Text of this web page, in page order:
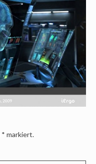
* markiert.